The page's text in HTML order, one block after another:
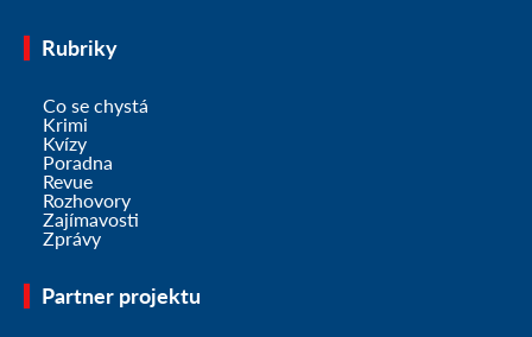
Rubriky
Co se chystá
Krimi
Kvízy
Poradna
Revue
Rozhovory
Zajímavosti
Zprávy
Partner projektu